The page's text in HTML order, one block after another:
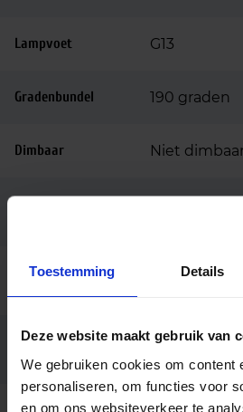
Toestemming Details
Deze website maakt gebruik van
We gebruiken cookies om content
personaliseren, om functies voor
en om ons websiteverkeer te
Lampvoet G13
Gradenbundel 190 graden
Dimbaar Niet
Voorschakelappar
Inclusief led
starter
Ja